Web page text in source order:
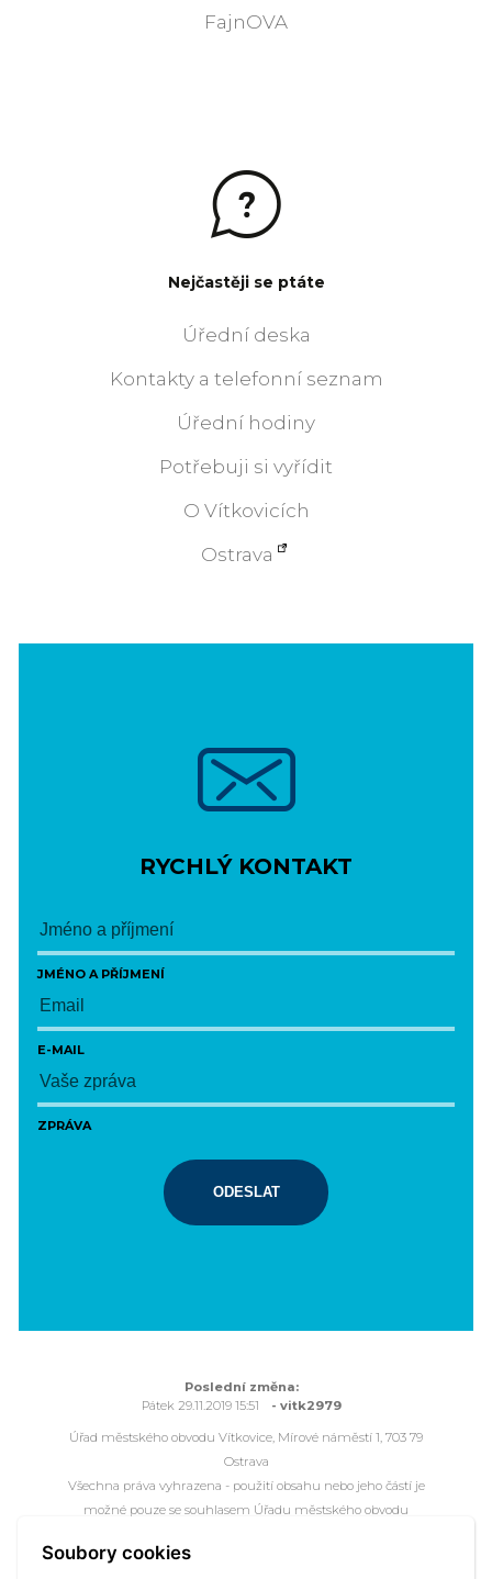
FajnOVA
Nejčastěji se ptáte
Úřední deska
Kontakty a telefonní seznam
Úřední hodiny
Potřebuji si vyřídit
O Vítkovicích
Ostrava
RYCHLÝ KONTAKT
JMÉNO A PŘÍJMENÍ
E-MAIL
ZPRÁVA
ODESLAT
Poslední změna:
Pátek 29.11.2019 15:51
- vitk2979
Úřad městského obvodu Vítkovice, Mírové náměstí 1, 703 79
Ostrava
Všechna práva vyhrazena - použití obsahu nebo jeho částí je
možné pouze se souhlasem Úřadu městského obvodu
Webové stránky jsou ve správě společnosti
Soubory cookies